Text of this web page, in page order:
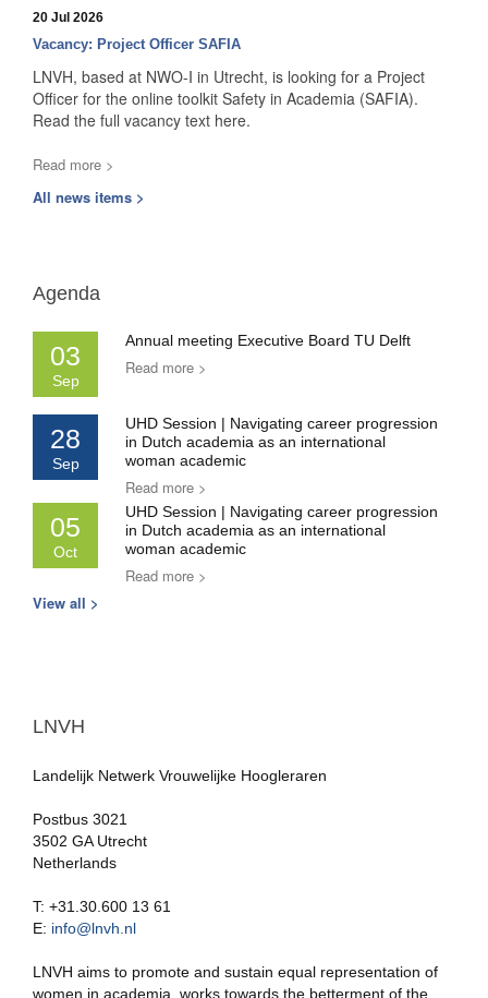
20 Jul 2026
Vacancy: Project Officer SAFIA
LNVH, based at NWO-I in Utrecht, is looking for a Project
Officer for the online toolkit Safety in Academia (SAFIA).
Read the full vacancy text here.
Read more >
All news items >
Agenda
03
Sep
Annual meeting Executive Board TU Delft
Read more >
28
Sep
UHD Session | Navigating career progression
in Dutch academia as an international
woman academic
Read more >
05
Oct
UHD Session | Navigating career progression
in Dutch academia as an international
woman academic
Read more >
View all >
LNVH
Landelijk Netwerk Vrouwelijke Hoogleraren
Postbus 3021
3502 GA Utrecht
Netherlands
T: +31.30.600 13 61
E: info@lnvh.nl
LNVH aims to promote and sustain equal representation of
women in academia, works towards the betterment of the